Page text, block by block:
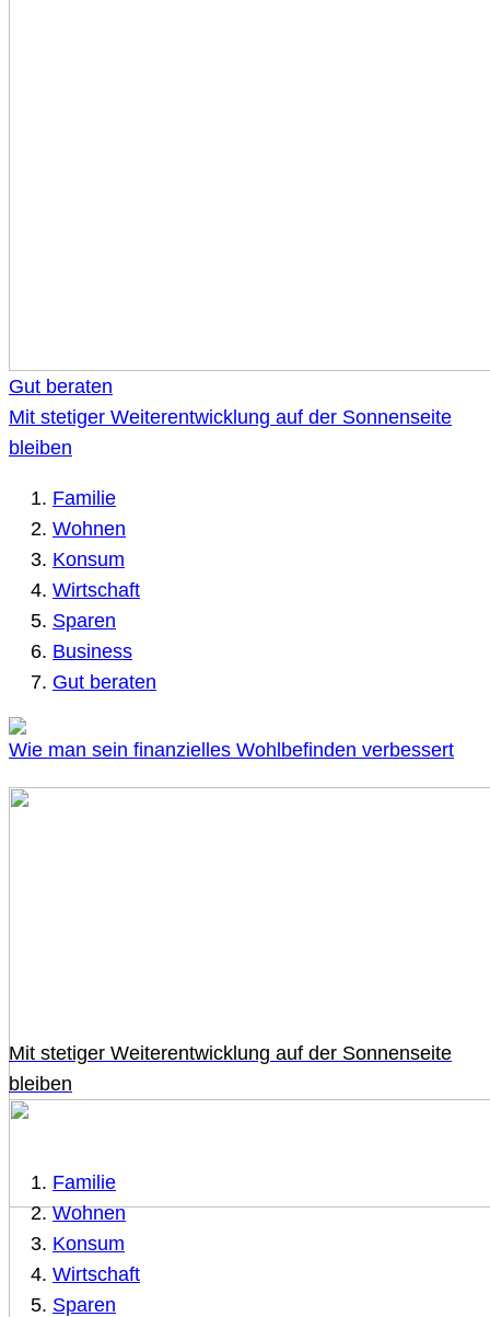
Gut beraten
Mit stetiger Weiterentwicklung auf der Sonnenseite
bleiben
Familie
Wohnen
Konsum
Wirtschaft
Sparen
Business
Gut beraten
Wie man sein finanzielles Wohlbefinden verbessert
Mit stetiger Weiterentwicklung auf der Sonnenseite
bleiben
Familie
Wohnen
Konsum
Wirtschaft
Sparen